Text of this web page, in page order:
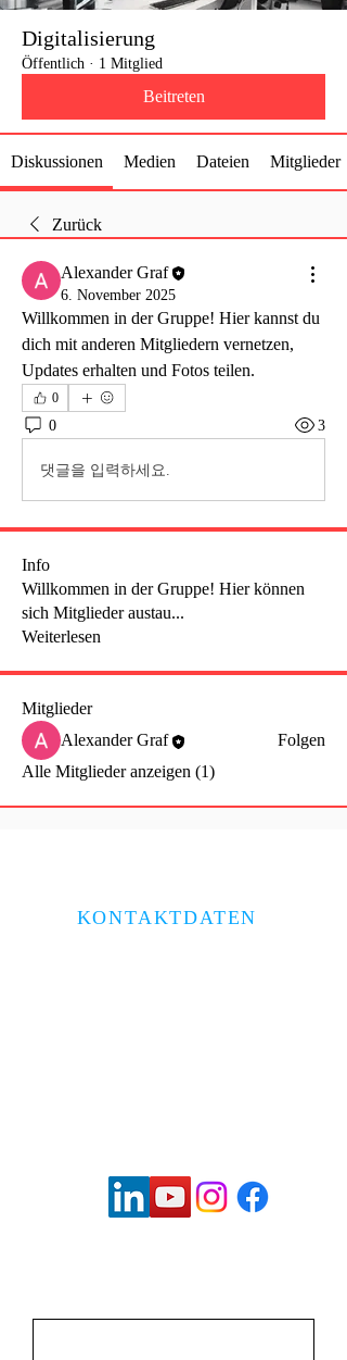
Digitalisierung
Öffentlich · 1 Mitglied
Beitreten
Diskussionen Medien Dateien Mitglieder
Zurück
Alexander Graf
6. November 2025
Willkommen in der Gruppe! Hier kannst du
dich mit anderen Mitgliedern vernetzen,
Updates erhalten und Fotos teilen.
0
0 3
댓글을 입력하세요.
Info
Willkommen in der Gruppe! Hier können
sich Mitglieder austau...
Weiterlesen
Mitglieder
Alexander Graf
Folgen
Alle Mitglieder anzeigen (1)
KONTAKTDATEN